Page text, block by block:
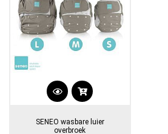
Dit
heeft
SENEO wasbare luier
overbroek